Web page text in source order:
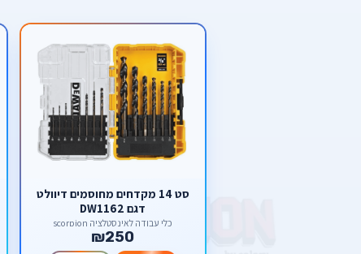
סט 14 מקדחים מחוסמים דיוולט
דגם DW1162
כלי עבודה לאינסטלציה scorpion
₪250